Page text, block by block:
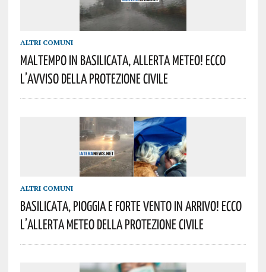
ALTRI COMUNI
Maltempo In Basilicata, Allerta Meteo! Ecco
L’avviso Della Protezione Civile
ALTRI COMUNI
Basilicata, Pioggia E Forte Vento In Arrivo! Ecco
L’allerta Meteo Della Protezione Civile